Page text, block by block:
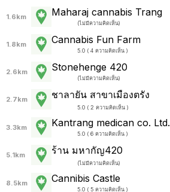
1.6km Maharaj cannabis Trang
(ไม่มีความคิดเห็น)
1.8km Cannabis Fun Farm
5.0 ( 4 ความคิดเห็น )
2.6km Stonehenge 420
(ไม่มีความคิดเห็น)
2.7km ชาลายัน สาขาเมืองตรัง
5.0 ( 2 ความคิดเห็น )
3.3km Kantrang medican co. Ltd.
5.0 ( 6 ความคิดเห็น )
5.1km ร้าน มหากัญ420
(ไม่มีความคิดเห็น)
8.5km Cannibis Castle
5.0 ( 5 ความคิดเห็น )